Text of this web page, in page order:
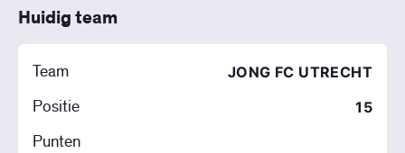
Huidig team
Team JONG FC UTRECHT
Positie 15
Punten